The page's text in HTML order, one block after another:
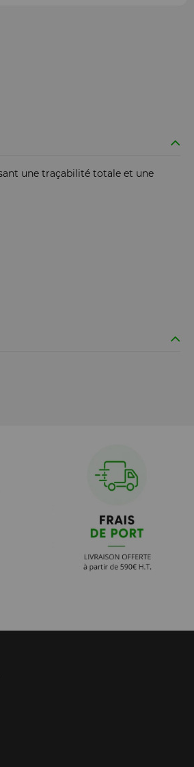
une traçabilité totale et une